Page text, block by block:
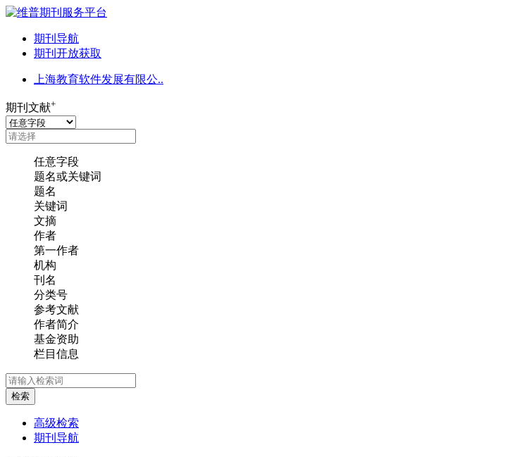
期刊导航
期刊开放获取
上海教育软件发展有限公..
期刊文献+
任意字段
题名或关键词
题名
关键词
文摘
作者
第一作者
机构
刊名
分类号
参考文献
作者简介
基金资助
栏目信息
检索
高级检索
期刊导航